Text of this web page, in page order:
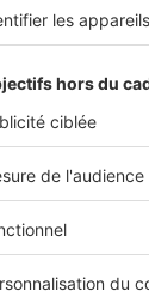
pour pouvoir
vous